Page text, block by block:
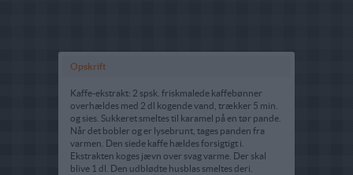
Opskrift
Kaffe-ekstrakt: 2 spsk. friskmalede kaffebønner
overhældes med 2 dl kogende vand, trækker 5 min.
og sies. Sukkeret smeltes til karamel på en tør pande.
Når det bobler og er lysebrunt, tages panden fra
varmen. Den siede kaffe hældes forsigtigt i.
Ekstrakten koges jævn over svag varme. Der skal
blive 1 dl. Den udblødte husblas smeltes deri.